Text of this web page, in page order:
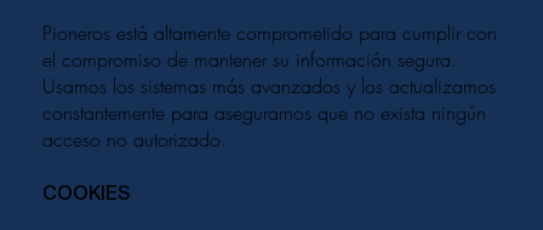
Pioneros está altamente comprometido para cumplir con
el compromiso de mantener su información segura.
Usamos los sistemas más avanzados y los actualizamos
constantemente para asegurarnos que no exista ningún
acceso no autorizado.
​COOKIES